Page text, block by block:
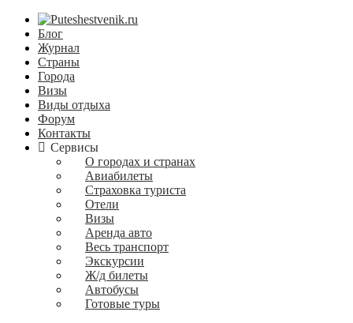
Блог
Журнал
Страны
Города
Визы
Виды отдыха
Форум
Контакты
Сервисы
О городах и странах
Авиабилеты
Страховка туриста
Отели
Визы
Аренда авто
Весь транспорт
Экскурсии
Ж/д билеты
Автобусы
Готовые туры